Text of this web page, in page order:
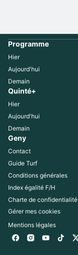
Programme
Hier
Aujourd'hui
Demain
Quinté+
Hier
Aujourd'hui
Demain
Geny
Contact
Guide Turf
Conditions générales
Index égalité F/H
Charte de confidentialité
Gérer mes cookies
Mentions légales